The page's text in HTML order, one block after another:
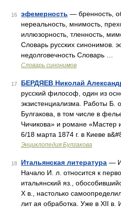
16 эфемерность — бренность,
нереальность, мнимость,
иллюзорность, тленность,
Словарь русских синонимов.
недолговечность Словарь …
Словарь синонимов
17 БЕРДЯЕВ Николай
русский философ, один из
экзистенциализма. Работы Б.
Булгакова, в том числе в
Чичикова» и романе «Мастер
6/18 марта 1874 г. в Киеве
Энциклопедия Булгакова
18 Итальянская литература —
Начало И. л. относится к
итальянский яз.,
X в., настолько
лит ая обработка. Уже в XII в.